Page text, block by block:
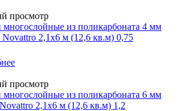
просмотр
многослойные из поликарбоната 4 мм
2,1х6 м (12,6 кв.м) 0,75
просмотр
многослойные из поликарбоната 6 мм
2,1х6 м (12,6 кв.м) 1,2